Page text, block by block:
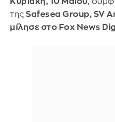
της Safesea Group, SV
μίλησε στο Fox News